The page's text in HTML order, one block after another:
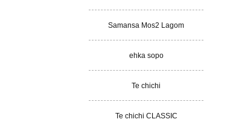
Samansa Mos2 Lagom
ehka sopo
Te chichi
Te chichi CLASSIC